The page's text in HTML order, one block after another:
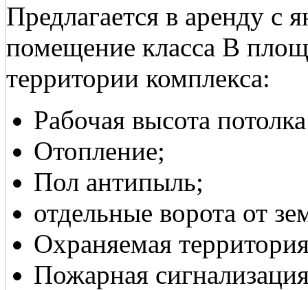
Предлагается в аренду с
помещение класса В
территории комплекса:
Рабочая высота
Отопление;
Пол антипыль;
отдельные ворота от
Охраняемая
Пожарная